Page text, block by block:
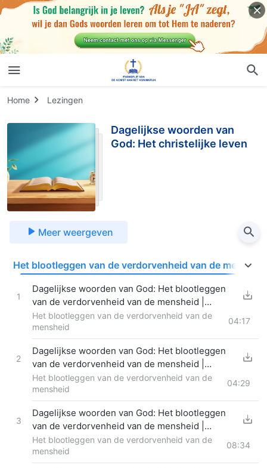
Home Lezingen
Dagelijkse woorden van
God: Het christelijke leven
Meer weergeven
Het blootleggen van de verdorvenheid van de mensheid
1
Dagelijkse woorden van God: Het blootleggen
van de verdorvenheid van de mensheid |
Fragment 300
Het blootleggen van de verdorvenheid van de
mensheid
04:17
2
Dagelijkse woorden van God: Het blootleggen
van de verdorvenheid van de mensheid |
Fragment 301
Het blootleggen van de verdorvenheid van de
mensheid
04:29
3
Dagelijkse woorden van God: Het blootleggen
van de verdorvenheid van de mensheid |
Fragment 302
Het blootleggen van de verdorvenheid van de
mensheid
08:34